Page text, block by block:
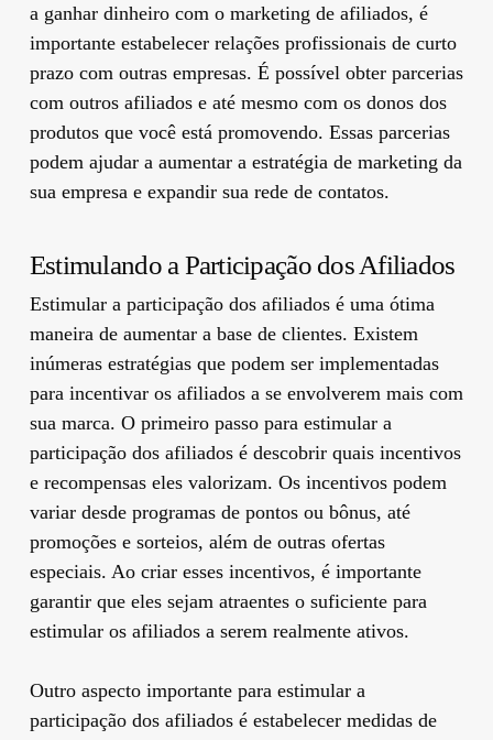
a ganhar dinheiro com o marketing de afiliados, é
importante estabelecer relações profissionais de curto
prazo com outras empresas. É possível obter parcerias
com outros afiliados e até mesmo com os donos dos
produtos que você está promovendo. Essas parcerias
podem ajudar a aumentar a estratégia de marketing da
sua empresa e expandir sua rede de contatos.
Estimulando a Participação dos Afiliados
Estimular a participação dos afiliados é uma ótima
maneira de aumentar a base de clientes. Existem
inúmeras estratégias que podem ser implementadas
para incentivar os afiliados a se envolverem mais com
sua marca. O primeiro passo para estimular a
participação dos afiliados é descobrir quais incentivos
e recompensas eles valorizam. Os incentivos podem
variar desde programas de pontos ou bônus, até
promoções e sorteios, além de outras ofertas
especiais. Ao criar esses incentivos, é importante
garantir que eles sejam atraentes o suficiente para
estimular os afiliados a serem realmente ativos.
Outro aspecto importante para estimular a
participação dos afiliados é estabelecer medidas de